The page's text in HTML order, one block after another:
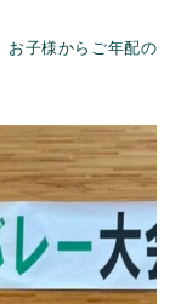
子様からご年配の